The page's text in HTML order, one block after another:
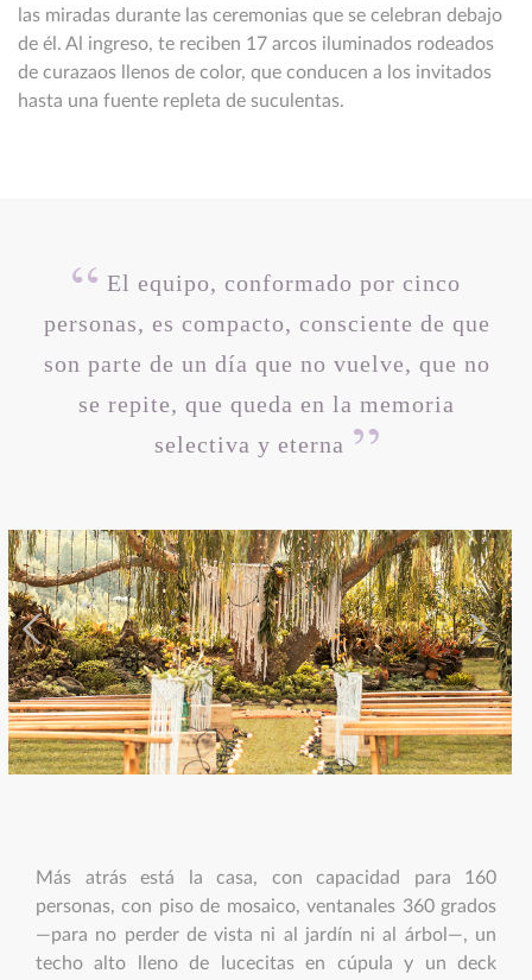
las miradas durante las ceremonias que se celebran debajo
de él. Al ingreso, te reciben 17 arcos iluminados rodeados
de curazaos llenos de color, que conducen a los invitados
hasta una fuente repleta de suculentas.
El equipo, conformado por cinco
personas, es compacto, consciente de que
son parte de un día que no vuelve, que no
se repite, que queda en la memoria
selectiva y eterna
Más atrás está la casa, con capacidad para 160
personas, con piso de mosaico, ventanales 360 grados
—para no perder de vista ni al jardín ni al árbol—, un
techo alto lleno de lucecitas en cúpula y un deck